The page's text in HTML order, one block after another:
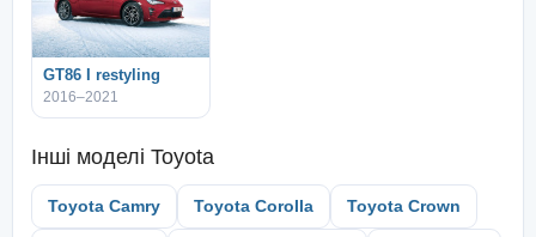
GT86 I restyling
2016–2021
Інші моделі Toyota
Toyota Camry Toyota Corolla Toyota Crown